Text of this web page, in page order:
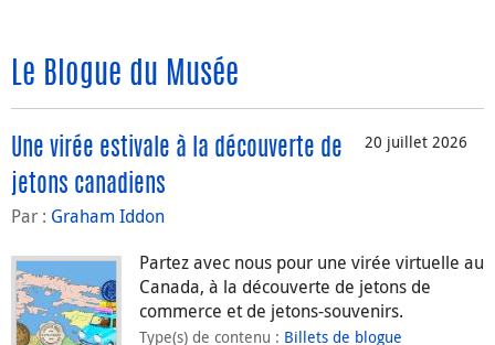
Le Blogue du Musée
20 juillet 2026
Une virée estivale à la découverte de
jetons canadiens
Par : Graham Iddon
Partez avec nous pour une virée virtuelle au
Canada, à la découverte de jetons de
commerce et de jetons-souvenirs.
Type(s) de contenu : Billets de blogue